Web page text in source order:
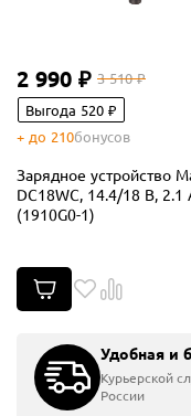
2 990 ₽ 3 510 ₽
Выгода 520 ₽
+ до 210бонусов
Зарядное устройство
DC18WC, 14.4/18 В, 2.1
(1910G0-1)
Удобная и
Курьерской
России